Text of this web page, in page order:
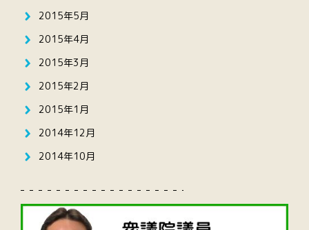
2015年5月
2015年4月
2015年3月
2015年2月
2015年1月
2014年12月
2014年10月